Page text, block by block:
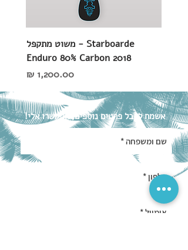
Starboarde - משוט מתקפל
Enduro 80% Carbon 2018
מחיר
אשמח לקבל פרטים נוספים, התקשרו אלי!